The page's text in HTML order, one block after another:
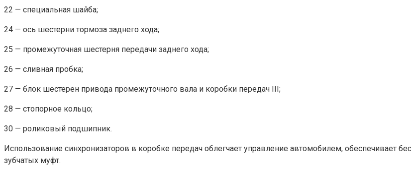
22 — специальная шайба;
24 — ось шестерни тормоза заднего хода;
25 — промежуточная шестерня передачи заднего хода;
26 — сливная пробка;
27 — блок шестерен привода промежуточного вала и коробки передач III;
28 — стопорное кольцо;
30 — роликовый подшипник.
Использование синхронизаторов в коробке передач облегчает управление автомобилем, обеспечивает
зубчатых муфт.